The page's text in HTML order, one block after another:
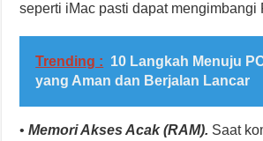
seperti iMac pasti dapat mengimbangi
Trending : 10 Langkah Menuju
yang Aman dan Berjalan Lancar
•Memori Akses Acak (RAM). Saat